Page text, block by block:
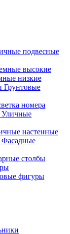
подвесные
высокие
низкие
Грунтовые
номера
Уличные
настенные
Фасадные
столбы
фигуры